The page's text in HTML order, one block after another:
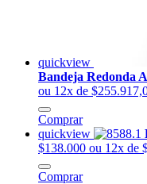
quickview
Bandeja Redonda
ou 12x de
Comprar
quickview
$138.000 ou 12x de
Comprar